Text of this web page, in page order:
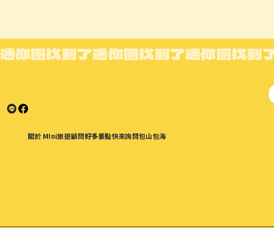
你團找到了迷你團找到了迷你團找到
關於 M!ni旅遊顧問好多景點快來詢問包山包海